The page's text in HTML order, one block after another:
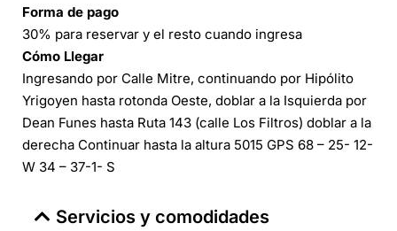
Forma de pago
30% para reservar y el resto cuando ingresa
Cómo Llegar
Ingresando por Calle Mitre, continuando por Hipólito
Yrigoyen hasta rotonda Oeste, doblar a la Isquierda por
Dean Funes hasta Ruta 143 (calle Los Filtros) doblar a la
derecha Continuar hasta la altura 5015 GPS 68 – 25- 12-
W 34 – 37-1- S
Servicios y comodidades